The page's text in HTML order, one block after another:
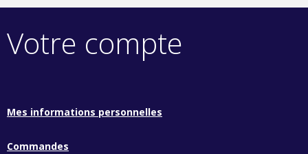
Votre compte
Mes informations personnelles
Commandes